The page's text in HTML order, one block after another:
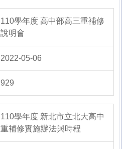
110學年度 高中部高三重補修
說明會
2022-05-06
929
110學年度 新北市立北大高中
重補修實施辦法與時程